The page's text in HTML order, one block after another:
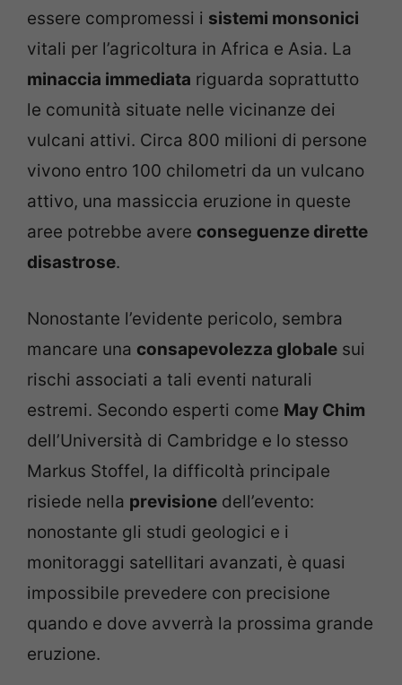
essere compromessi i sistemi monsonici
vitali per l’agricoltura in Africa e Asia. La
minaccia immediata riguarda soprattutto
le comunità situate nelle vicinanze dei
vulcani attivi. Circa 800 milioni di persone
vivono entro 100 chilometri da un vulcano
attivo, una massiccia eruzione in queste
aree potrebbe avere conseguenze dirette
disastrose.
Nonostante l’evidente pericolo, sembra
mancare una consapevolezza globale sui
rischi associati a tali eventi naturali
estremi. Secondo esperti come May Chim
dell’Università di Cambridge e lo stesso
Markus Stoffel, la difficoltà principale
risiede nella previsione dell’evento:
nonostante gli studi geologici e i
monitoraggi satellitari avanzati, è quasi
impossibile prevedere con precisione
quando e dove avverrà la prossima grande
eruzione.